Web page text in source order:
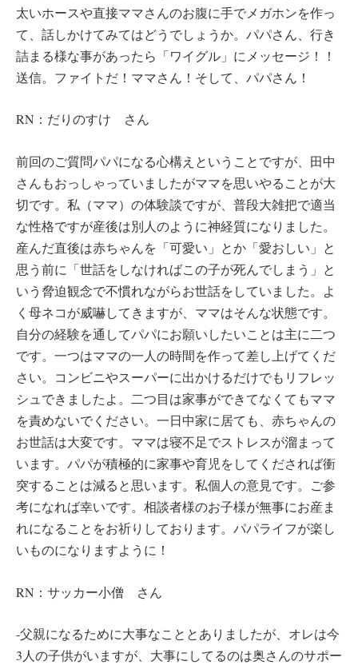
太いホースや直接ママさんのお腹に手でメガホンを作っ
て、話しかけてみてはどうでしょうか。パパさん、行き
詰まる様な事があったら「ワイグル」にメッセージ！！
送信。ファイトだ！ママさん！そして、パパさん！
RN：だりのすけ さん
前回のご質問パパになる心構えということですが、田中
さんもおっしゃっていましたがママを思いやることが大
切です。私（ママ）の体験談ですが、普段大雑把で適当
な性格ですが産後は別人のように神経質になりました。
産んだ直後は赤ちゃんを「可愛い」とか「愛おしい」と
思う前に「世話をしなければこの子が死んでしまう」と
いう脅迫観念で不慣れながらお世話をしていました。よ
く母ネコが威嚇してきますが、ママはそんな状態です。
自分の経験を通してパパにお願いしたいことは主に二つ
です。一つはママの一人の時間を作って差し上げてくだ
さい。コンビニやスーパーに出かけるだけでもリフレッ
シュできましたよ。二つ目は家事ができてなくてもママ
を責めないでください。一日中家に居ても、赤ちゃんの
お世話は大変です。ママは寝不足でストレスが溜まって
います。パパが積極的に家事や育児をしてくだされば衝
突することは減ると思います。私個人の意見です。ご参
考になれば幸いです。相談者様のお子様が無事にお産ま
れになることをお祈りしております。パパライフが楽し
いものになりますように！
RN：サッカー小僧 さん
-父親になるために大事なこととありましたが、オレは今
3人の子供がいますが、大事にしてるのは奥さんのサポー